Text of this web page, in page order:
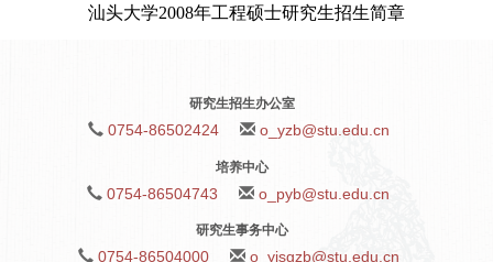
汕头大学2008年工程硕士研究生招生简章
研究生招生办公室
0754-86502424 o_yzb@stu.edu.cn
培养中心
0754-86504743 o_pyb@stu.edu.cn
研究生事务中心
0754-86504000 o_yjsgzb@stu.edu.cn